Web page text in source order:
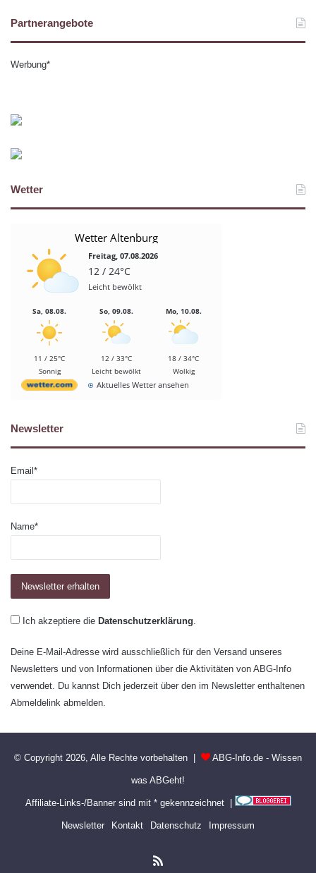
Partnerangebote
Werbung*
Wetter
Wetter Altenburg
Freitag, 07.08.2026
12 / 24°C
Leicht bewölkt
Sa, 08.08.
11 / 25°C
Sonnig
So, 09.08.
12 / 33°C
Leicht bewölkt
Mo, 10.08.
18 / 34°C
Wolkig
Aktuelles Wetter ansehen
Newsletter
Email*
Name*
Ich akzeptiere die Datenschutzerklärung.
Deine E-Mail-Adresse wird ausschließlich für den Versand unseres
Newsletters und von Informationen über die Aktivitäten von ABG-Info
verwendet. Du kannst Dich jederzeit über den im Newsletter enthaltenen
Abmeldelink abmelden.
© Copyright 2026, Alle Rechte vorbehalten | ABG-Info.de - Wissen
was ABGeht!
Affiliate-Links-/Banner sind mit * gekennzeichnet |
Newsletter Kontakt Datenschutz Impressum